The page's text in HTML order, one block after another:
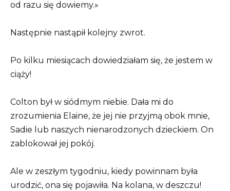
od razu się dowiemy.»
Następnie nastąpił kolejny zwrot.
Po kilku miesiącach dowiedziałam się, że jestem w
ciąży!
Colton był w siódmym niebie. Dała mi do
zrozumienia Elaine, że jej nie przyjmą obok mnie,
Sadie lub naszych nienarodzonych dzieckiem. On
zablokował jej pokój.
Ale w zeszłym tygodniu, kiedy powinnam była
urodzić, ona się pojawiła. Na kolana, w deszczu!